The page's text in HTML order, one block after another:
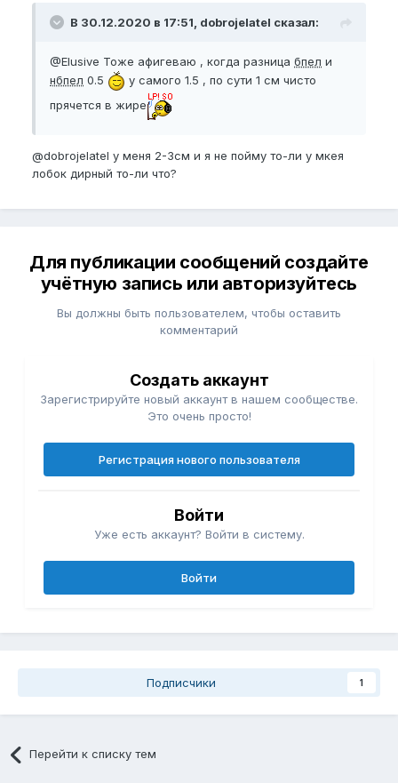
В 30.12.2020 в 17:51, dobrojelatel сказал:
@Elusive Тоже афигеваю , когда разница бпел и
нбпел 0.5
у самого 1.5 , по сути 1 см чисто
прячется в жире
@dobrojelatel у меня 2-3см и я не пойму то-ли у мкея
лобок дирный то-ли что?
Для публикации сообщений создайте
учётную запись или авторизуйтесь
Вы должны быть пользователем, чтобы оставить
комментарий
Создать аккаунт
Зарегистрируйте новый аккаунт в нашем сообществе.
Это очень просто!
Регистрация нового пользователя
Войти
Уже есть аккаунт? Войти в систему.
Войти
Подписчики 1
Перейти к списку тем